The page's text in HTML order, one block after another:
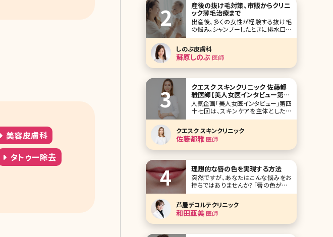
美容皮膚科
タトゥー除去
言えません。ここで理想のくびれを持つ
芸能人をあげなが
産後の抜け毛対策、市販からクリニ
ック薄毛治療まで
出産後、多くの女性が経験する抜け毛
の悩み。シャンプーしたときに排水口に
溜まった抜け毛を見て「このまま薄毛
になってしまうのでは……」と不安を覚
えた方もいるのでは?では、この産後の
抜け毛はいつまで続くのでしょうか。こ
こで産後の抜け毛の原因や対策、その
しのぶ皮膚科
蘇原しのぶ医師
クエスク スキンクリニック 佐藤都
雅医師【美人女医インタビュー第四
十七回】
人気企画「美人女医インタビュー」第四
十七回は、スキンケアを主体とした美
容皮膚科を東京・汐留のイタリア街に
佐藤都雅（さとうみやか）院長です。 美
肌に良いとされるものは数あれど、佐
藤先生イチオシが、レチノール。こだわ
クエスク スキンクリニック
佐藤都雅医師
理想的な唇の色を実現する方法
突然ですが、あなたはこんな悩みをお
持ちではありませんか? 「唇の色が悪く
て、リップカラーやグロスをつけずにい
られない」 「ノーメイクだと唇の血色が
悪くて不健康に見える」 「10代の頃は
唇の血色がよくてキレイだったのに、最
近、くすんでいる気がする」 女性に多い
芦屋デコルテクリニック
和田亜美医師